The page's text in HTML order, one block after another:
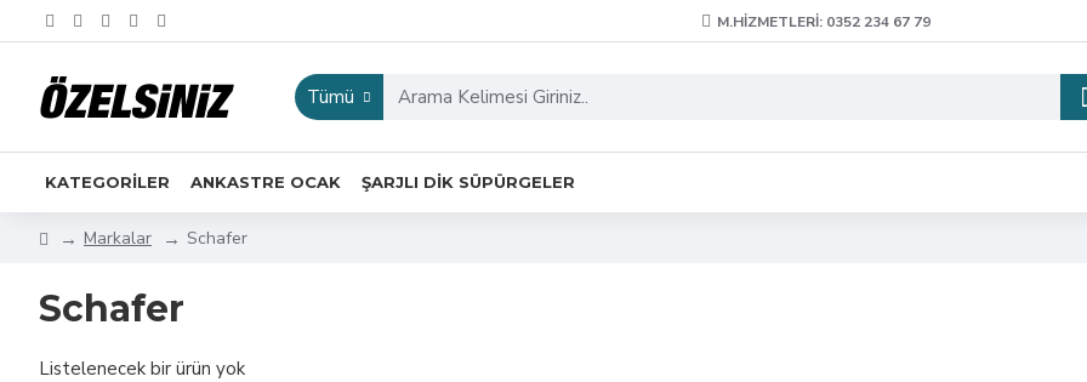
M.HIZMETLERI: 0352 234 67 79
Tümü
KATEGORİLER ANKASTRE OCAK ŞARJLI DIK SÜPÜRGELER
Markalar Schafer
Schafer
Listelenecek bir ürün yok